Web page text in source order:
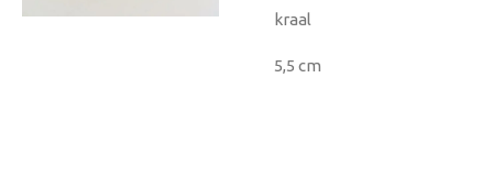
kraal
5,5 cm